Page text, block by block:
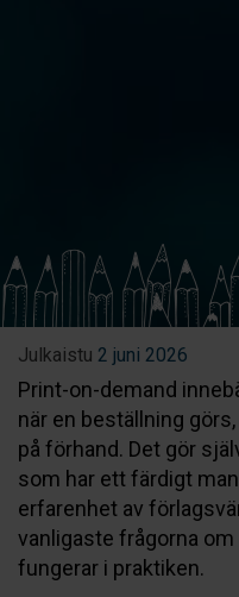
Julkaistu 2 juni 2026
Print-on-demand
när en beställning
på förhand. Det gör
som har ett färdigt
erfarenhet av
vanligaste frågorna
fungerar i praktiken.